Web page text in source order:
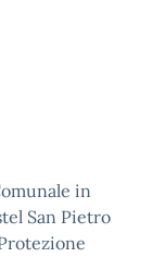
in
San Pietro